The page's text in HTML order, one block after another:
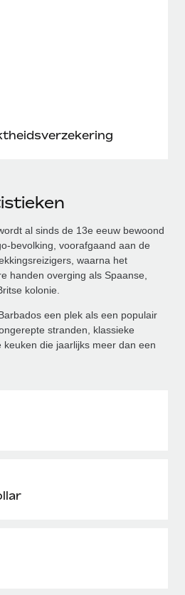
al sinds de 13e eeuw bewoond
bevolking, voorafgaand aan de
waarna het
handen overging als Spaanse,
kolonie.
een plek als een populair
stranden, klassieke
die jaarlijks meer dan een